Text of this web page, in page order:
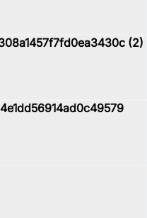
(2)